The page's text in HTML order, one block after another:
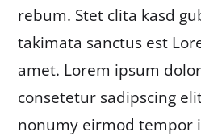
rebum. Stet clita kasd
takimata sanctus est
amet. Lorem ipsum
consetetur sadipscing
nonumy eirmod tempor